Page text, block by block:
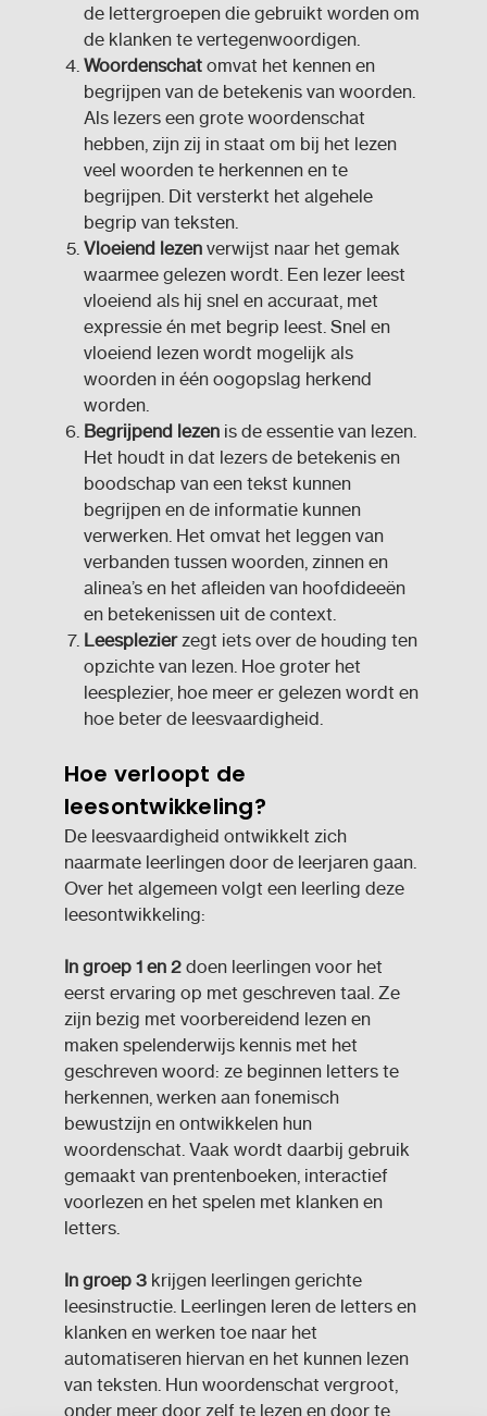
de lettergroepen die gebruikt worden om
de klanken te vertegenwoordigen.
Woordenschatomvat het kennen en
begrijpen van de betekenis van woorden.
Als lezers een grote woordenschat
hebben, zijn zij in staat om bij het lezen
veel woorden te herkennen en te
begrijpen. Dit versterkt het algehele
begrip van teksten.
Vloeiend lezenverwijst naar het gemak
waarmee gelezen wordt. Een lezer leest
vloeiend als hij snel en accuraat, met
expressie én met begrip leest. Snel en
vloeiend lezen wordt mogelijk als
woorden in één oogopslag herkend
worden.
Begrijpend lezenis de essentie van lezen.
Het houdt in dat lezers de betekenis en
boodschap van een tekst kunnen
begrijpen en de informatie kunnen
verwerken. Het omvat het leggen van
verbanden tussen woorden, zinnen en
alinea’s en het afleiden van hoofdideeën
en betekenissen uit de context.
Leesplezierzegt iets over de houding ten
opzichte van lezen. Hoe groter het
leesplezier, hoe meer er gelezen wordt en
hoe beter de leesvaardigheid.
Hoe verloopt de
leesontwikkeling?
De leesvaardigheid ontwikkelt zich
naarmate leerlingen door de leerjaren gaan.
Over het algemeen volgt een leerling deze
leesontwikkeling:
In groep 1 en 2doen leerlingen voor het
eerst ervaring op met geschreven taal. Ze
zijn bezig met voorbereidend lezen en
maken spelenderwijs kennis met het
geschreven woord: ze beginnen letters te
herkennen, werken aan fonemisch
bewustzijn en ontwikkelen hun
woordenschat. Vaak wordt daarbij gebruik
gemaakt van prentenboeken, interactief
voorlezen en het spelen met klanken en
letters.
In groep 3krijgen leerlingen gerichte
leesinstructie. Leerlingen leren de letters en
klanken en werken toe naar het
automatiseren hiervan en het kunnen lezen
van teksten. Hun woordenschat vergroot,
onder meer door zelf te lezen en door te